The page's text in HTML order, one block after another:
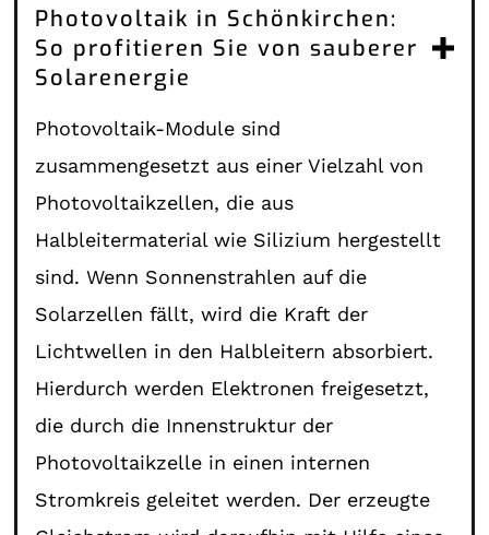
Photovoltaik in Schönkirchen:
So profitieren Sie von sauberer
Solarenergie
Photovoltaik-Module sind
zusammengesetzt aus einer Vielzahl von
Photovoltaikzellen, die aus
Halbleitermaterial wie Silizium hergestellt
sind. Wenn Sonnenstrahlen auf die
Solarzellen fällt, wird die Kraft der
Lichtwellen in den Halbleitern absorbiert.
Hierdurch werden Elektronen freigesetzt,
die durch die Innenstruktur der
Photovoltaikzelle in einen internen
Stromkreis geleitet werden. Der erzeugte